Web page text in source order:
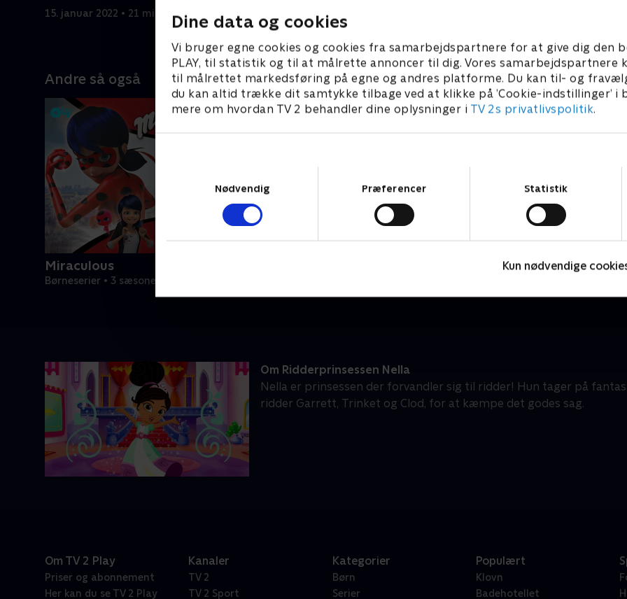
Dine data og cookies
Vi bruger egne cookies og cookies fra samarbejdspartnere for at give dig den
PLAY, til statistik og til at målrette annoncer til dig. Vores samarbejdspartnere
til målrettet markedsføring på egne og andres platforme. Du kan til- og
du kan altid trække dit samtykke tilbage ved at klikke på ’Cookie-indstillinger’ i
mere om hvordan TV 2 behandler dine oplysninger i TV 2s privatlivspolitik.
Nødvendig
Præferencer Statistik
Kun nødvendige
ny Redningsklub.
15. januar 2022 • 21 min 15. januar 2022 • 21 min
Andre så også
Miraculous
Børneserier • 3 sæsoner
Om Ridderprinsessen Nella
Nella er prinsessen der forvandler sig til ridder! Hun tager på
ridder Garrett, Trinket og Clod, for at kæmpe det godes sag.
Om TV 2 Play
Priser og abonnement
Her kan du se TV 2 Play
Kanaler
TV 2
TV 2 Sport
Kategorier
Børn
Serier
Populært
Klovn
Badehotellet